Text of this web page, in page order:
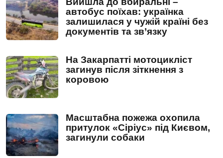
автобус поїхав: українка
залишилася у чужій країні без
документів та зв’язку
На Закарпатті мотоцикліст
загинув після зіткнення з
коровою
Масштабна пожежа охопила
притулок «Сіріус» під Києвом,
загинули собаки